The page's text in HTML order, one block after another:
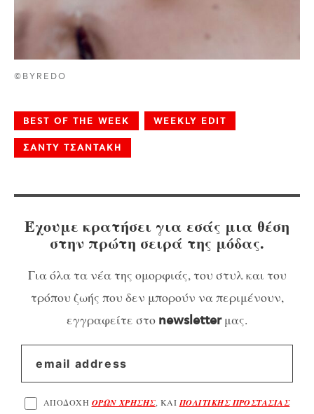
©BYREDO
BEST OF THE WEEK WEEKLY EDIT
ΣΑΝΤΥ ΤΣΑΝΤΑΚΗ
Έχουμε κρατήσει για εσάς μια θέση
στην πρώτη σειρά της μόδας.
Για όλα τα νέα της ομορφιάς, του στυλ και του
τρόπου ζωής που δεν μπορούν να περιμένουν,
εγγραφείτε στο newsletterμας.
ΑΠΟΔΟΧΗ ΟΡΩΝ ΧΡΗΣΗΣ, ΚΑΙ ΠΟΛΙΤΙΚΗΣ ΠΡΟΣΤΑΣΙΑΣ